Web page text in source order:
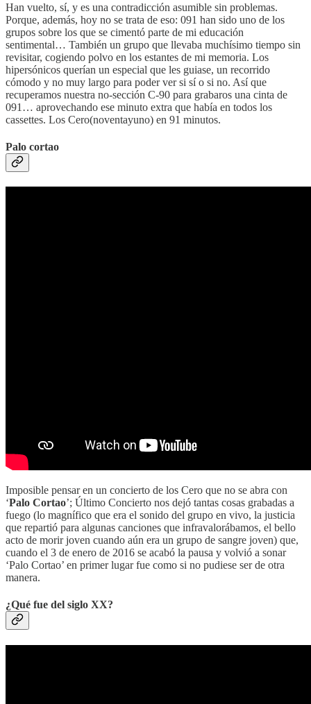
Han vuelto, sí, y es una contradicción asumible sin problemas.
Porque, además, hoy no se trata de eso: 091 han sido uno de los
grupos sobre los que se cimentó parte de mi educación
sentimental… También un grupo que llevaba muchísimo tiempo sin
revisitar, cogiendo polvo en los estantes de mi memoria. Los
hipersónicos querían un especial que les guiase, un recorrido
cómodo y no muy largo para poder ver si sí o si no. Así que
recuperamos nuestra no-sección C-90 para grabaros una cinta de
091… aprovechando ese minuto extra que había en todos los
cassettes. Los Cero(noventayuno) en 91 minutos.
Palo cortao
Imposible pensar en un concierto de los Cero que no se abra con
‘Palo Cortao’; Último Concierto nos dejó tantas cosas grabadas a
fuego (lo magnífico que era el sonido del grupo en vivo, la justicia
que repartió para algunas canciones que infravalorábamos, el bello
acto de morir joven cuando aún era un grupo de sangre joven) que,
cuando el 3 de enero de 2016 se acabó la pausa y volvió a sonar
‘Palo Cortao’ en primer lugar fue como si no pudiese ser de otra
manera.
¿Qué fue del siglo XX?